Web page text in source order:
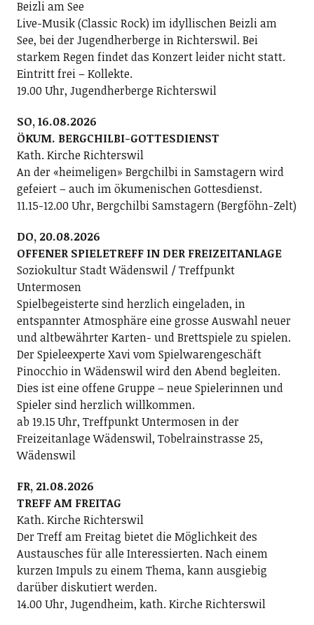
Beizli am See
Live-Musik (Classic Rock) im idyllischen Beizli am
See, bei der Jugendherberge in Richterswil. Bei
starkem Regen findet das Konzert leider nicht statt.
Eintritt frei – Kollekte.
19.00 Uhr, Jugendherberge Richterswil
SO, 16.08.2026
ÖKUM. BERGCHILBI-GOTTESDIENST
Kath. Kirche Richterswil
An der «heimeligen» Bergchilbi in Samstagern wird
gefeiert – auch im ökumenischen Gottesdienst.
11.15-12.00 Uhr, Bergchilbi Samstagern (Bergföhn-Zelt)
DO, 20.08.2026
OFFENER SPIELETREFF IN DER FREIZEITANLAGE
Soziokultur Stadt Wädenswil / Treffpunkt
Untermosen
Spielbegeisterte sind herzlich eingeladen, in
entspannter Atmosphäre eine grosse Auswahl neuer
und altbewährter Karten- und Brettspiele zu spielen.
Der Spieleexperte Xavi vom Spielwarengeschäft
Pinocchio in Wädenswil wird den Abend begleiten.
Dies ist eine offene Gruppe – neue Spielerinnen und
Spieler sind herzlich willkommen.
ab 19.15 Uhr, Treffpunkt Untermosen in der
Freizeitanlage Wädenswil, Tobelrainstrasse 25,
Wädenswil
FR, 21.08.2026
TREFF AM FREITAG
Kath. Kirche Richterswil
Der Treff am Freitag bietet die Möglichkeit des
Austausches für alle Interessierten. Nach einem
kurzen Impuls zu einem Thema, kann ausgiebig
darüber diskutiert werden.
14.00 Uhr, Jugendheim, kath. Kirche Richterswil